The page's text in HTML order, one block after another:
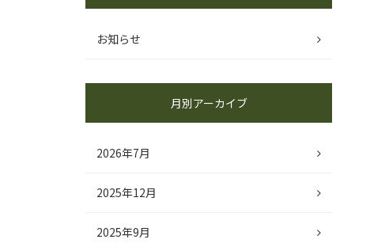
お知らせ
月別アーカイブ
2026年7月
2025年12月
2025年9月